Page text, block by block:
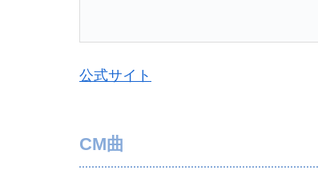
公式サイト
CM曲